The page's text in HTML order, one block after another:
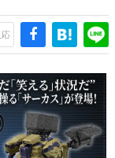
に取材し、ゲームが
なトピック・タイト
ビューや識者による
る決定版！
応